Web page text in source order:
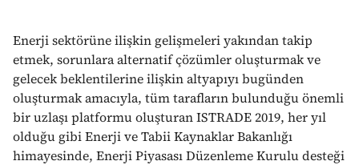
Enerji sektörüne ilişkin gelişmeleri yakından takip
etmek, sorunlara alternatif çözümler oluşturmak ve
gelecek beklentilerine ilişkin altyapıyı bugünden
oluşturmak amacıyla, tüm tarafların bulunduğu önemli
bir uzlaşı platformu oluşturan ISTRADE 2019, her yıl
olduğu gibi Enerji ve Tabii Kaynaklar Bakanlığı
himayesinde, Enerji Piyasası Düzenleme Kurulu desteği